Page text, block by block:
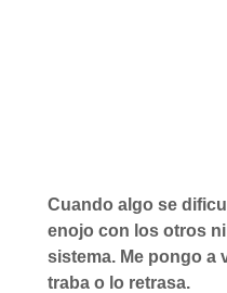
Cuando algo se
enojo con los otros
sistema. Me pongo a
traba o lo retrasa.